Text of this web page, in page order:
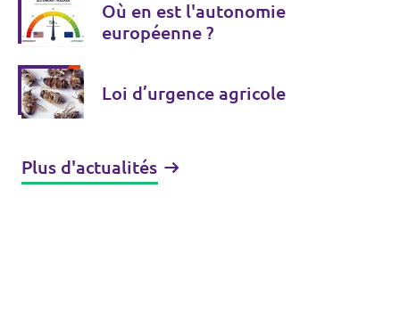
Où en est l'autonomie
européenne ?
Loi d’urgence agricole
Plus d'actualités